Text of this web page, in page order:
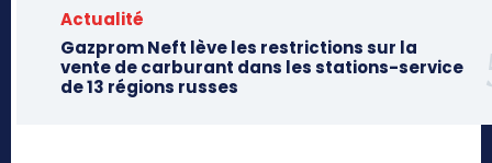
Actualité
Gazprom Neft lève les restrictions sur la
vente de carburant dans les stations-service
de 13 régions russes